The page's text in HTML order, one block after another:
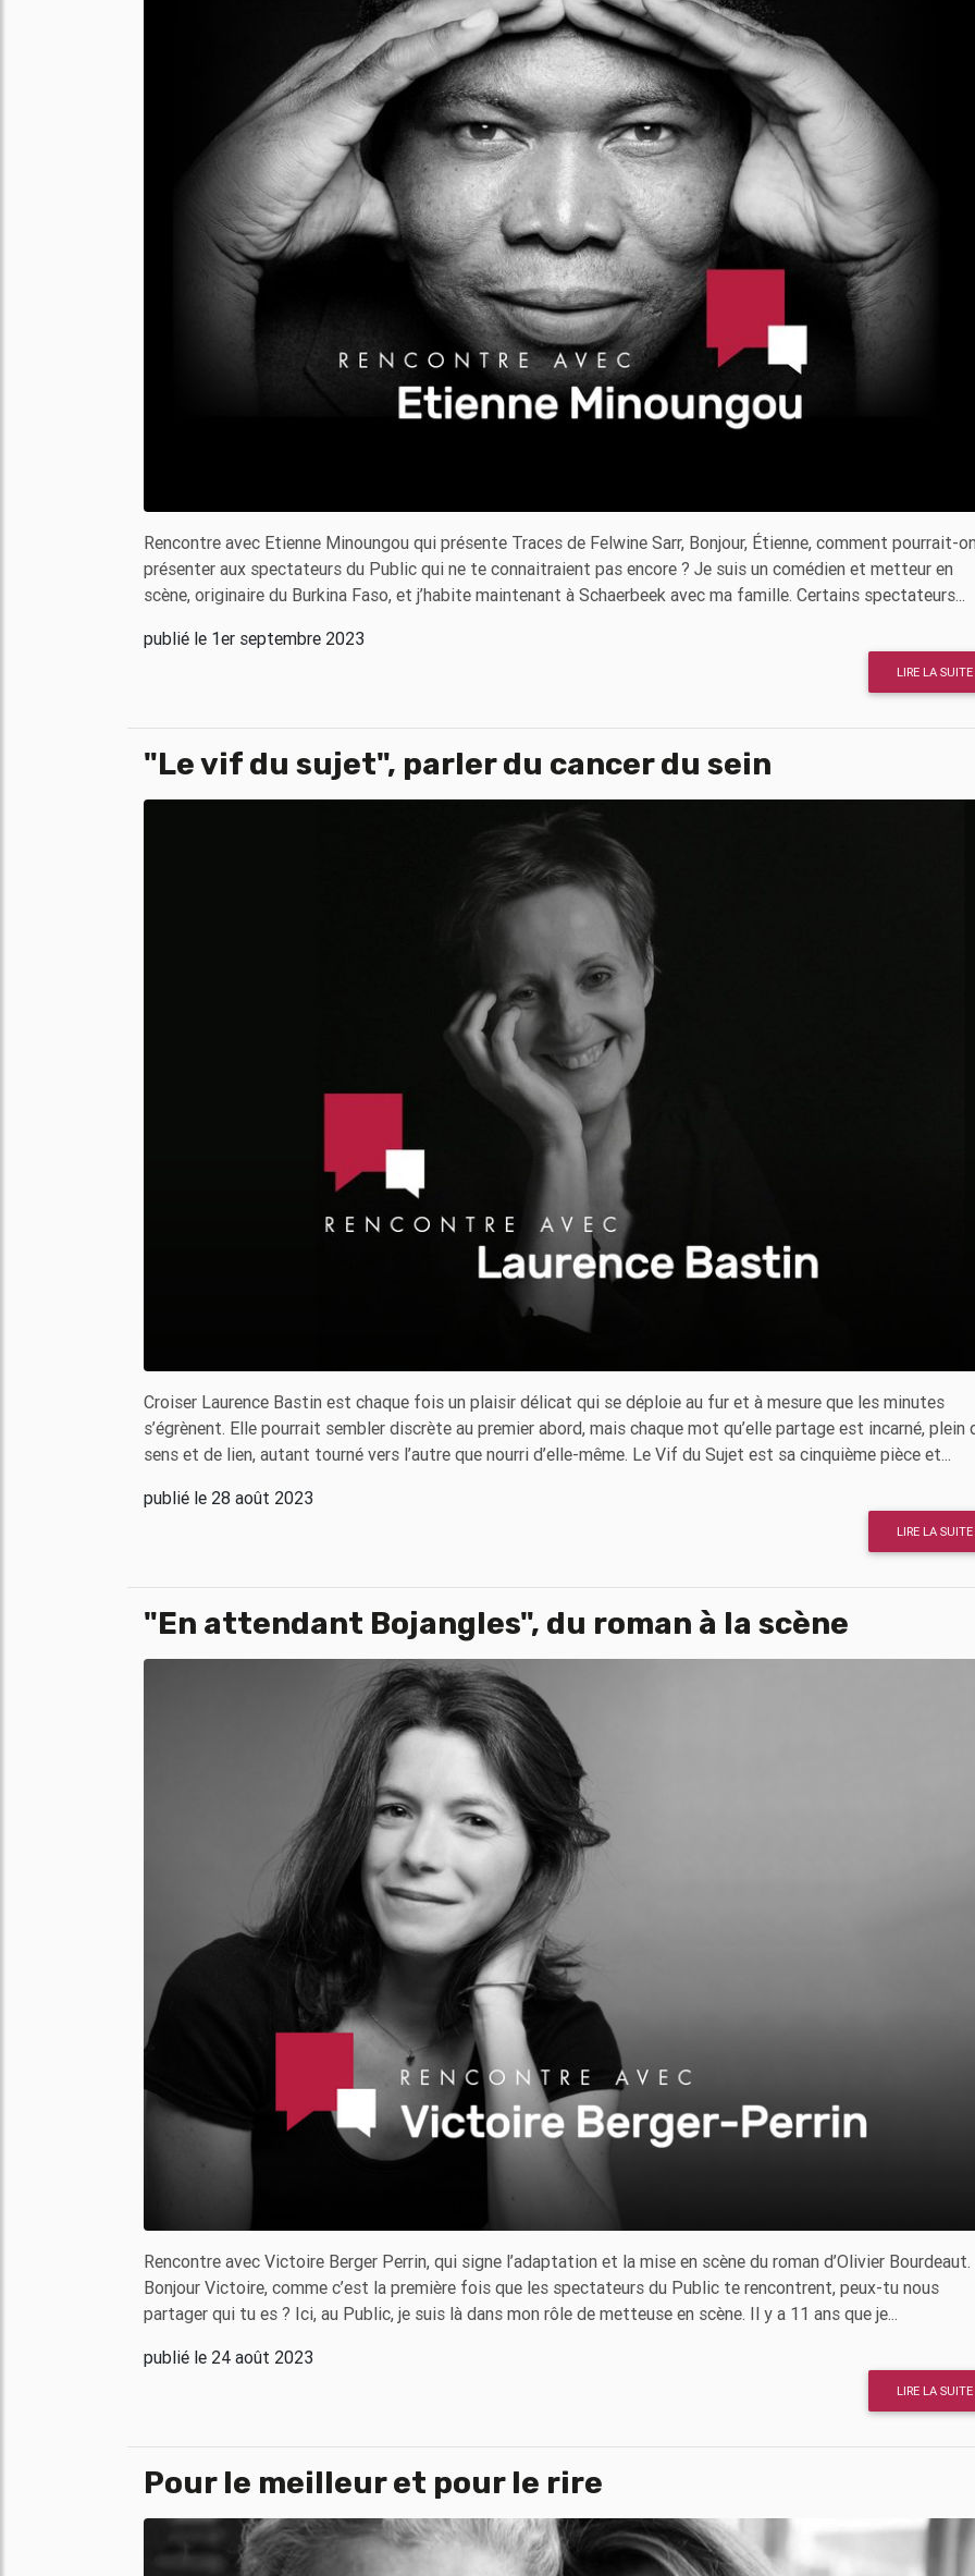
Rencontre avec Etienne Minoungou qui présente Traces de Felwine Sarr, Bonjour, Étienne, comment pourrait-
présenter aux spectateurs du Public qui ne te connaitraient pas encore ? Je suis un comédien et metteur en
scène, originaire du Burkina Faso, et j’habite maintenant à Schaerbeek avec ma famille. Certains spectateurs...
publié le 1er septembre 2023
LIRE LA SUITE
"Le vif du sujet", parler du cancer du sein
Croiser Laurence Bastin est chaque fois un plaisir délicat qui se déploie au fur et à mesure que les minutes
s’égrènent. Elle pourrait sembler discrète au premier abord, mais chaque mot qu’elle partage est incarné, plein
sens et de lien, autant tourné vers l’autre que nourri d’elle-même. Le Vif du Sujet est sa cinquième pièce et...
publié le 28 août 2023
LIRE LA SUITE
"En attendant Bojangles", du roman à la scène
Rencontre avec Victoire Berger Perrin, qui signe l’adaptation et la mise en scène du roman d’Olivier Bourdeaut.
Bonjour Victoire, comme c’est la première fois que les spectateurs du Public te rencontrent, peux-tu nous
partager qui tu es ? Ici, au Public, je suis là dans mon rôle de metteuse en scène. Il y a 11 ans que je...
publié le 24 août 2023
LIRE LA SUITE
Pour le meilleur et pour le rire